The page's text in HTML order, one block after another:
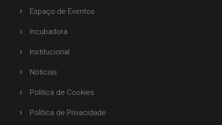
Espaço de Eventos
Incubadora
Institucional
Notícias
Política de Cookies
Política de Privacidade